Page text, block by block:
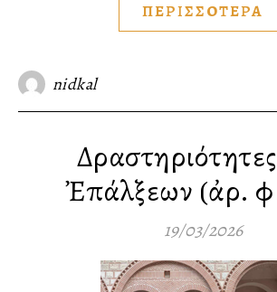
ΠΕΡΙΣΣΟΤΕΡΑ
nidkal
Ἐπάλξεων (ἀρ.
19/03/2026